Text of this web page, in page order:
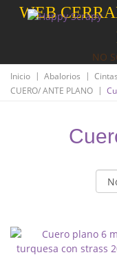
WEB
NO
Inicio | Abalorios |
CUERO/ ANTE PLANO |